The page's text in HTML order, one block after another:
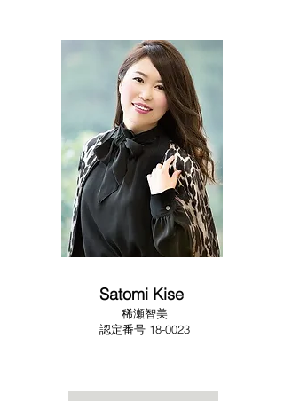
Satomi Kise
稀瀬智美
​​認定番号 18-0023